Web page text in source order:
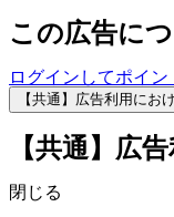
この広告に
ログインしてポイン
【共通】広告利用にお
【共通】広
閉じる